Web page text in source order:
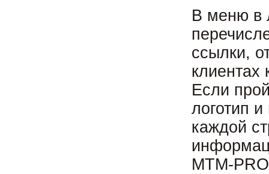
В меню в
ссылки,
клиентах
Если
логотип
каждой
MTM-